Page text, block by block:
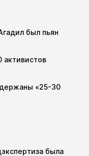
был пьян
«25-30
была